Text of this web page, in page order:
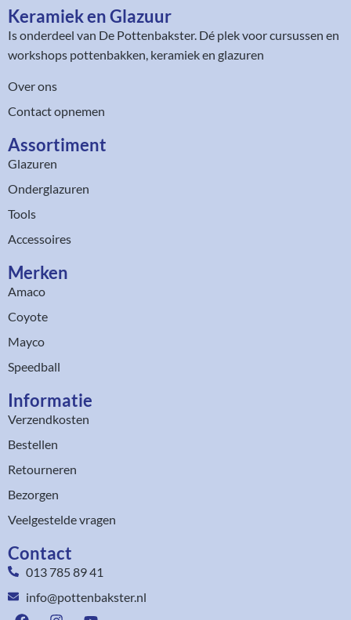
Keramiek en Glazuur​
Is onderdeel van De Pottenbakster. Dé plek voor cursussen en
workshops pottenbakken, keramiek en glazuren
Over ons
Contact opnemen
Assortiment​
Glazuren
Onderglazuren
Tools
Accessoires
Merken
Amaco
Coyote
Mayco
Speedball
Informatie
Verzendkosten
Bestellen
Retourneren
Bezorgen
Veelgestelde vragen
Contact
013 785 89 41
info@pottenbakster.nl